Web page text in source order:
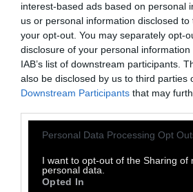
interest-based ads based on personal
us or personal information disclosed
your opt-out. You may separately opt-
disclosure of your personal
IAB’s list of downstream participants.
also be disclosed by us to third parties
Downstream Participants that may
Personal Data Processing Opt
I want to opt-out of the Sharing of
personal data.
Opted In
ζωής και του αναπόφευκτου
ευλογημένη από τις
των δύο πρωταγωνιστριών,
αγγίζουν την ίδια την ουσία
αυτή την κινηματογραφική
Nunez “What Are You Going
Αλμοδόβαρ βάζει επιδέξια
διαχρονική του ενασχόληση
γυναικών, αυτή τη φορά υπό